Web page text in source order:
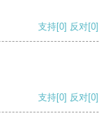
支持[0] 反对[0]
支持[0] 反对[0]